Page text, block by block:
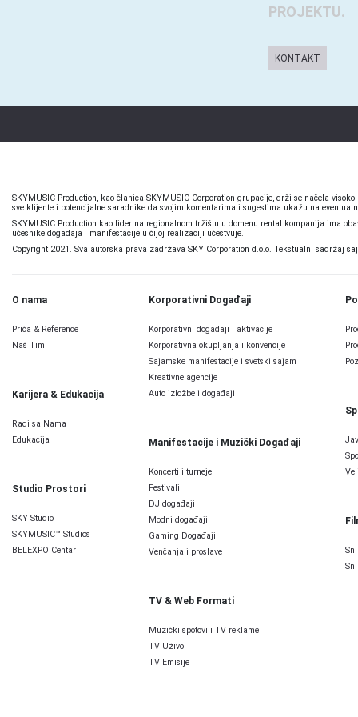
PROJEKTU.
KONTAKT
SKYMUSIC Production, kao članica SKYMUSIC Corporation grupacije, drži se načela
sve klijente i potencijalne saradnike da svojim komentarima i sugestima ukažu na
SKYMUSIC Production kao lider na regionalnom tržištu u domenu rental kompanija ima
učesnike događaja i manifestacije u čijoj realizaciji učestvuje.
Copyright 2021. Sva autorska prava zadržava SKY Corporation d.o.o. Tekstualni sadržaj
O nama
Priča & Reference
Naš Tim
Karijera & Edukacija
Radi sa Nama
Edukacija
Studio Prostori
SKY Studio
SKYMUSIC™ Studios
BELEXPO Centar
Korporativni Događaji
Korporativni događaji i aktivacije
Korporativna okupljanja i konvencije
Sajamske manifestacije i svetski sajam
Kreativne agencije
Auto izložbe i događaji
Manifestacije i Muzički Događaji
Koncerti i turneje
Festivali
DJ događaji
Modni događaji
Gaming Događaji
Venčanja i proslave
TV & Web Formati
Muzički spotovi i TV reklame
TV Uživo
TV Emisije